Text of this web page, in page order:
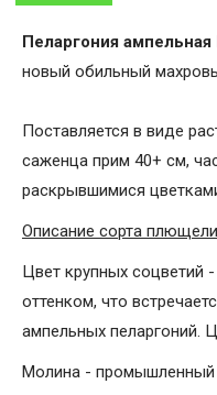
Пеларгония
новый обильный
Поставляется в виде
саженца прим 40+ см,
раскрывшимися
Описание сорта
Цвет крупных
оттенком, что
ампельных пеларгоний.
Молина - промышленный